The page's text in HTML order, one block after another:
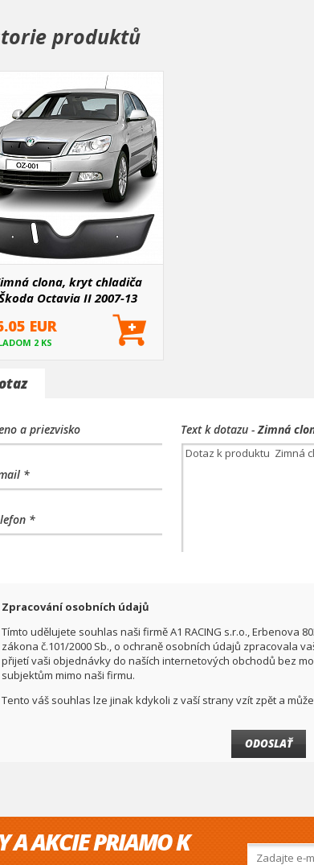
produktů
clona, kryt chladiča
Octavia II 2007-13
EUR
2 KS
a priezvisko
*
*
Text k dotazu -Zimná
Zpracování osobních údajů
Tímto udělujete souhlas naši firmě A1 RACING s.r.o., Erbenova
zákona č.101/2000 Sb., o ochraně osobních údajů zpracovala
přijetí vaši objednávky do naších internetových obchodů bez
subjektům mimo naši firmu.
Tento váš souhlas lze jinak kdykoli z vaší strany vzít zpět a
A AKCIE PRIAMO K